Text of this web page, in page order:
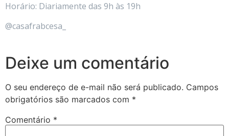
Horário: Diariamente das 9h às 19h
@casafrabcesa_
Deixe um comentário
O seu endereço de e-mail não será publicado. Campos
obrigatórios são marcados com *
Comentário *